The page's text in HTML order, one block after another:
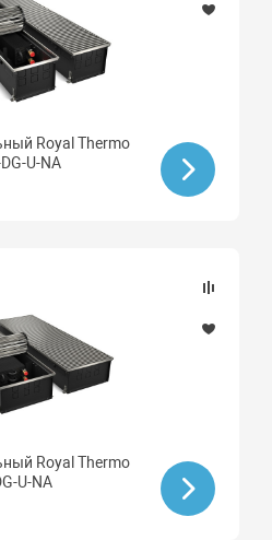
Royal Thermo
U-NA
Royal Thermo
U-NA